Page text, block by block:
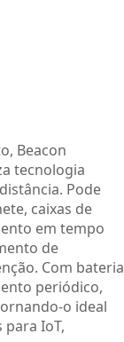
Beacon
tecnologia
Pode
caixas de
em tempo
de
Com bateria
periódico,
o ideal
IoT,